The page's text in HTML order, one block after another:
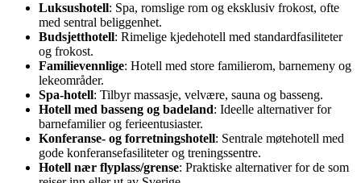
Luksushotell: Spa, romslige rom og eksklusiv frokost, ofte
med sentral beliggenhet.
Budsjetthotell: Rimelige kjedehotell med standardfasiliteter
og frokost.
Familievennlige: Hotell med store familierom, barnemeny og
lekeområder.
Spa-hotell: Tilbyr massasje, velvære, sauna og basseng.
Hotell med basseng og badeland: Ideelle alternativer for
barnefamilier og ferieentusiaster.
Konferanse- og forretningshotell: Sentrale møtehotell med
gode konferansefasiliteter og treningssentre.
Hotell nær flyplass/grense: Praktiske alternativer for de som